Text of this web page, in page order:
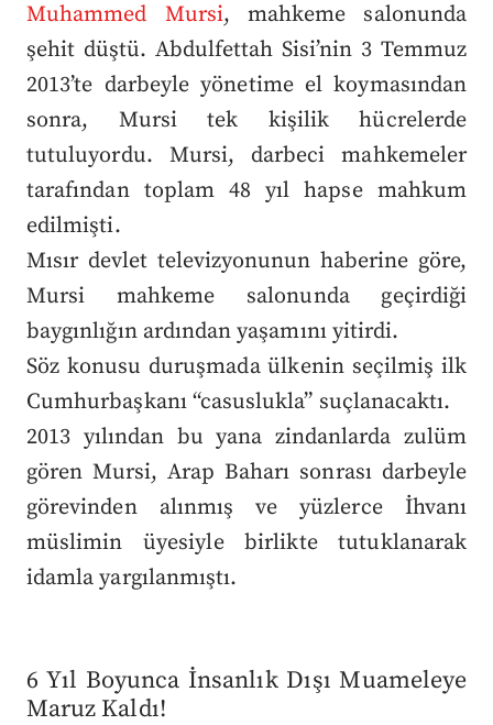
Muhammed Mursi, mahkeme salonunda
şehit düştü. Abdulfettah Sisi’nin 3 Temmuz
2013’te darbeyle yönetime el koymasından
sonra, Mursi tek kişilik hücrelerde
tutuluyordu. Mursi, darbeci mahkemeler
tarafından toplam 48 yıl hapse mahkum
edilmişti.
Mısır devlet televizyonunun haberine göre,
Mursi mahkeme salonunda geçirdiği
baygınlığın ardından yaşamını yitirdi.
Söz konusu duruşmada ülkenin seçilmiş ilk
Cumhurbaşkanı “casuslukla” suçlanacaktı.
2013 yılından bu yana zindanlarda zulüm
gören Mursi, Arap Baharı sonrası darbeyle
görevinden alınmış ve yüzlerce İhvanı
müslimin üyesiyle birlikte tutuklanarak
idamla yargılanmıştı.
6 Yıl Boyunca İnsanlık Dışı Muameleye
Maruz Kaldı!